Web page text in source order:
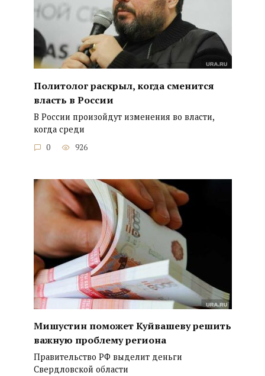
Политолог раскрыл, когда сменится
власть в России
В России произойдут изменения во власти,
когда среди
0 926
Мишустин поможет Куйвашеву решить
важную проблему региона
Правительство РФ выделит деньги
Свердловской области